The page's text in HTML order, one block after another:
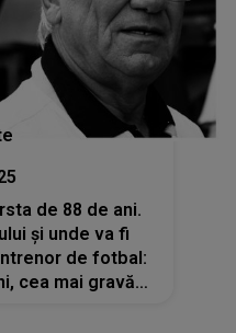
de 88 de ani.
şi unde va fi
de fotbal:
cea mai gravă